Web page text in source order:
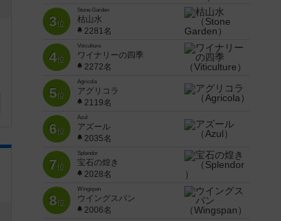
3位
Stone Garden
枯山水
2281名
4位
Viticulture
ワイナリーの四季
2272名
5位
Agricola
アグリコラ
2119名
6位
Azul
アズール
2035名
7位
Splendor
宝石の煌き
2028名
8位
Wingspan
ウイングスパン
2006名